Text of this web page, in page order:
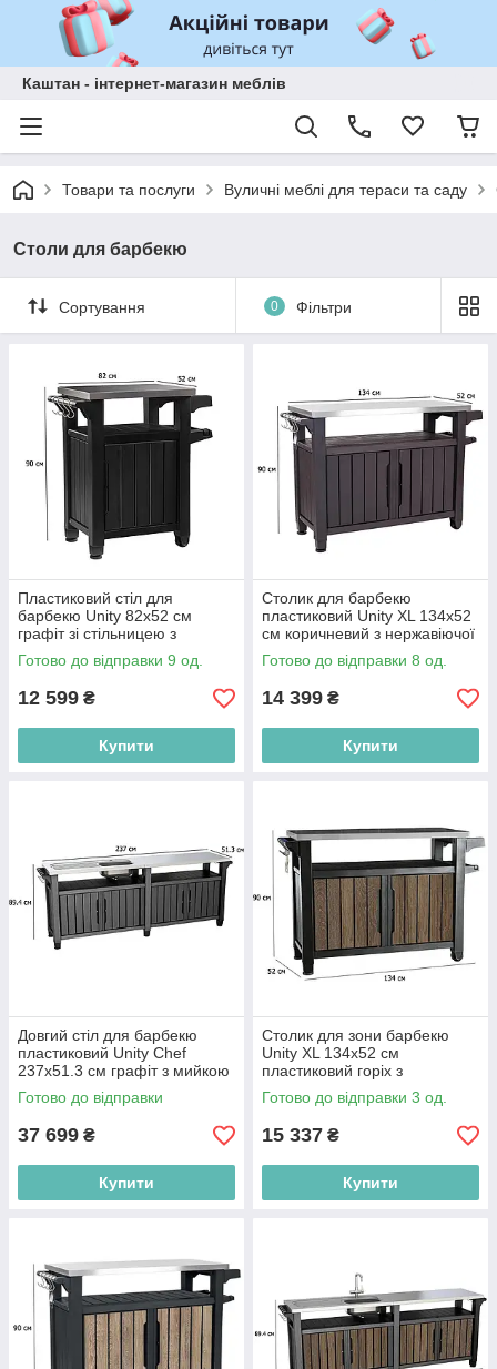
Каштан - інтернет-магазин меблів
Товари та послуги Вуличні меблі для тераси та саду
Столи для барбекю
Сортування 0 Фільтри
Пластиковий стіл для
барбекю Unity 82х52 см
графіт зі стільницею з
нержавіючої сталі
Готово до відправки 9 од.
12 599 ₴
Купити
Столик для барбекю
пластиковий Unity XL 134х52
см коричневий з нержавіючої
сталі.
Готово до відправки 8 од.
14 399 ₴
Купити
Довгий стіл для барбекю
пластиковий Unity Chef
237х51.3 см графіт з мийкою
та стільницею з нержавіючої
сталі.
Готово до відправки
37 699 ₴
Купити
Столик для зони барбекю
Unity XL 134х52 см
пластиковий горіх з
поверхнею з нержавіючої
сталі
Готово до відправки 3 од.
15 337 ₴
Купити